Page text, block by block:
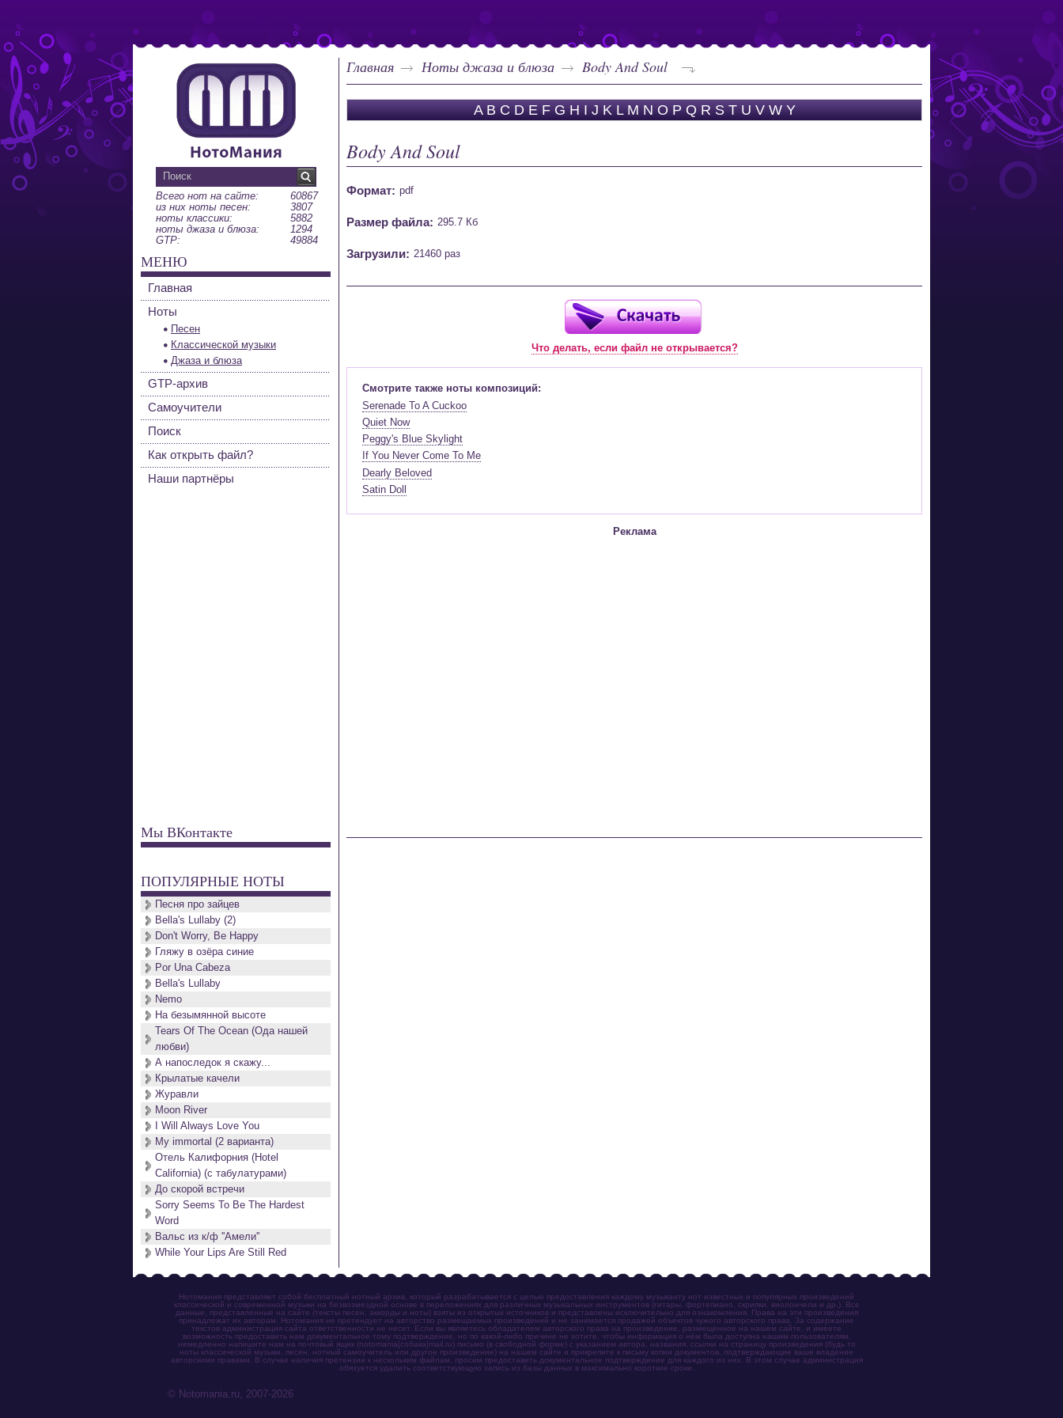
Главная Ноты джаза и блюза Body And Soul
A B C D E F G H I J K L M N O P Q R S T U V W Y
Body And Soul
Формат: pdf
Размер файла: 295.7 Кб
Загрузили: 21460 раз
Что делать, если файл не открывается?
Смотрите также ноты композиций:
Serenade To A Cuckoo
Quiet Now
Peggy's Blue Skylight
If You Never Come To Me
Dearly Beloved
Satin Doll
Реклама
Всего нот на сайте:
60867
из них ноты песен:
3807
ноты классики:
5882
ноты джаза и блюза:
1294
GTP:
49884
МЕНЮ
Главная
Ноты
Песен
Классической музыки
Джаза и блюза
GTP-архив
Самоучители
Поиск
Как открыть файл?
Наши партнёры
Мы ВКонтакте
ПОПУЛЯРНЫЕ НОТЫ
Песня про зайцев
Bella's Lullaby (2)
Don't Worry, Be Happy
Гляжу в озёра синие
Por Una Cabeza
Bella's Lullaby
Nemo
На безымянной высоте
Tears Of The Ocean (Ода нашей
любви)
А напоследок я скажу...
Крылатые качели
Журавли
Moon River
I Will Always Love You
My immortal (2 варианта)
Отель Калифорния (Hotel
California) (с табулатурами)
До скорой встречи
Sorry Seems To Be The Hardest
Word
Вальс из к/ф ''Амели''
While Your Lips Are Still Red
Нотомания представляет собой бесплатный нотный архив, который разрабатывается с целью предоставления каждому музыканту нот известных и популярных произведений
классической и современной музыки на безвозмездной основе в переложениях для различных музыкальных инструментов (гитары, фортепиано, скрипки, виолончели и др.). Все
данные, представленные на сайте (тексты песен, аккорды и ноты) взяты из открытых источников и представлены исключительно для ознакомления. Права на эти произведения
принадлежат их авторам. Нотомания не претендует на авторство размещаемых произведений и не занимается продажей объектов чужого авторского права. За содержание
текстов администрация сайта ответственности не несет. Если вы являетесь обладателем авторского права на произведение, размещенное на нашем сайте, и имеете
возможность предоставить нам документальное тому подтверждение, но по какой-либо причине не хотите, чтобы информация о нём была доступна нашим пользователям,
немедленно напишите нам на почтовый ящик (notomania[собака]mail.ru) письмо (в свободной форме) с указанием автора, названия, ссылки на страницу произведения (будь то
ноты классической музыки, песен, нотный самоучитель или другое произведение) на нашем сайте и прикрепите к письму копии документов, подтверждающие ваше владение
авторскими правами. В случае наличия претензии к нескольким файлам, просим предоставить документальное подтверждение для каждого из них. В этом случае администрация
обязуется удалить соответствующую запись из базы данных в максимально короткие сроки.
© Notomania.ru, 2007-2026